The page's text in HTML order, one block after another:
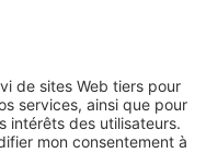
rétractation
clients
Accessibilité